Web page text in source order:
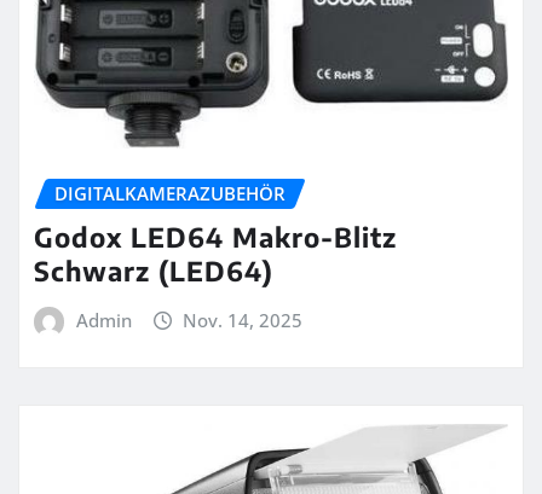
DIGITALKAMERAZUBEHÖR
Godox LED64 Makro-Blitz
Schwarz (LED64)
Admin Nov. 14, 2025